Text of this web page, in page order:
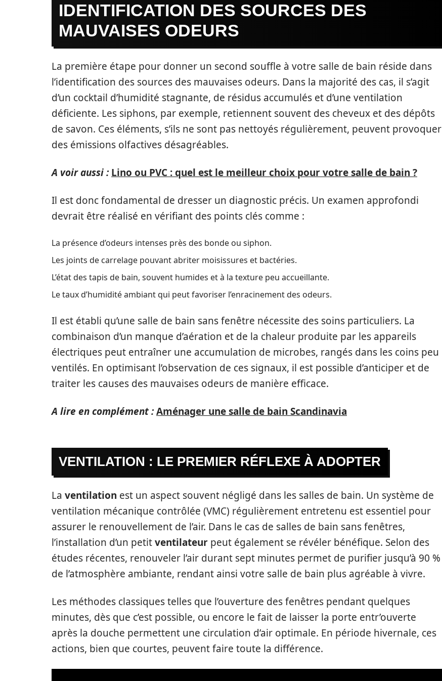
IDENTIFICATION DES SOURCES DES
MAUVAISES ODEURS
La première étape pour donner un second souffle à votre salle de bain réside dans
l’identification des sources des mauvaises odeurs. Dans la majorité des cas, il s’agit
d’un cocktail d’humidité stagnante, de résidus accumulés et d’une ventilation
déficiente. Les siphons, par exemple, retiennent souvent des cheveux et des dépôts
de savon. Ces éléments, s’ils ne sont pas nettoyés régulièrement, peuvent provoquer
des émissions olfactives désagréables.
A voir aussi : Lino ou PVC : quel est le meilleur choix pour votre salle de bain ?
Il est donc fondamental de dresser un diagnostic précis. Un examen approfondi
devrait être réalisé en vérifiant des points clés comme :
La présence d’odeurs intenses près des bonde ou siphon.
Les joints de carrelage pouvant abriter moisissures et bactéries.
L’état des tapis de bain, souvent humides et à la texture peu accueillante.
Le taux d’humidité ambiant qui peut favoriser l’enracinement des odeurs.
Il est établi qu’une salle de bain sans fenêtre nécessite des soins particuliers. La
combinaison d’un manque d’aération et de la chaleur produite par les appareils
électriques peut entraîner une accumulation de microbes, rangés dans les coins peu
ventilés. En optimisant l’observation de ces signaux, il est possible d’anticiper et de
traiter les causes des mauvaises odeurs de manière efficace.
A lire en complément :Aménager une salle de bain Scandinavia
VENTILATION : LE PREMIER RÉFLEXE À ADOPTER
La ventilation est un aspect souvent négligé dans les salles de bain. Un système de
ventilation mécanique contrôlée (VMC) régulièrement entretenu est essentiel pour
assurer le renouvellement de l’air. Dans le cas de salles de bain sans fenêtres,
l’installation d’un petitventilateur peut également se révéler bénéfique. Selon des
études récentes, renouveler l’air durant sept minutes permet de purifier jusqu’à 90 %
de l’atmosphère ambiante, rendant ainsi votre salle de bain plus agréable à vivre.
Les méthodes classiques telles que l’ouverture des fenêtres pendant quelques
minutes, dès que c’est possible, ou encore le fait de laisser la porte entr’ouverte
après la douche permettent une circulation d’air optimale. En période hivernale, ces
actions, bien que courtes, peuvent faire toute la différence.